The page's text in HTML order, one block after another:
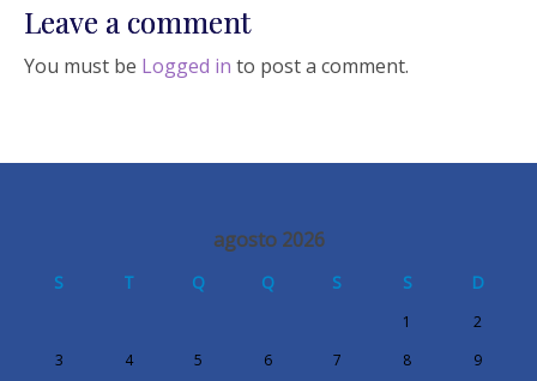
Leave a comment
You must be Logged in to post a comment.
agosto 2026
S T Q Q S S D
1
2
3
4 5 6 7 8
9